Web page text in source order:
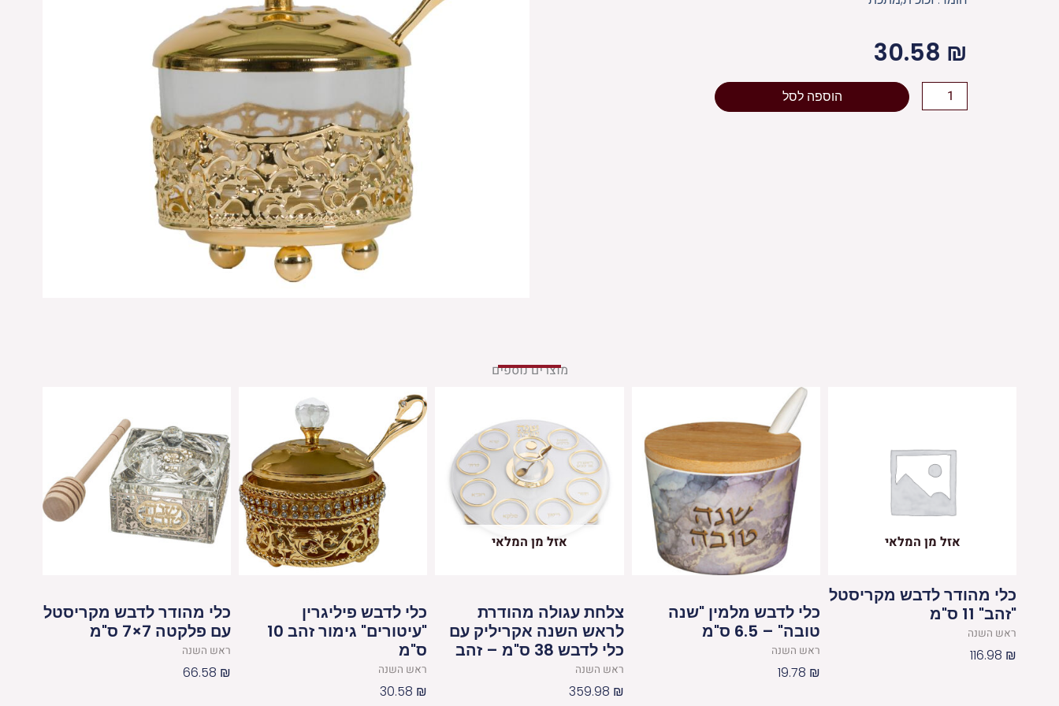
30.58 ₪
כמות
של
הוספה לסל
מוצרים נוספים
אזל מן המלאי
כלי מהודר לדבש מקריסטל
"זהב" 11 ס"מ
ראש השנה
116.98 ₪
כלי לדבש מלמין "שנה
טובה" – 6.5 ס"מ
ראש השנה
19.78 ₪
אזל מן המלאי
צלחת עגולה מהודרת
לראש השנה אקריליק עם
כלי לדבש 38 ס"מ – זהב
ראש השנה
359.98 ₪
כלי לדבש פיליגרין
"עיטורים" גימור זהב 10
ס"מ
ראש השנה
30.58 ₪
כלי מהודר לדבש מקריסטל
עם פלקטה 7×7 ס"מ
ראש השנה
66.58 ₪